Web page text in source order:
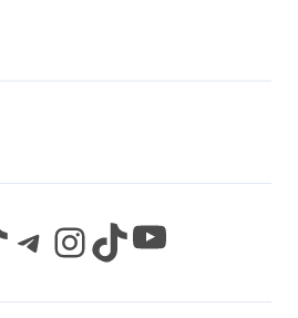
Telegram InstagramTikTok YouTube